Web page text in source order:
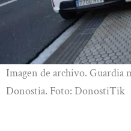
Imagen de archivo. Guardia
Donostia. Foto: DonostiTik